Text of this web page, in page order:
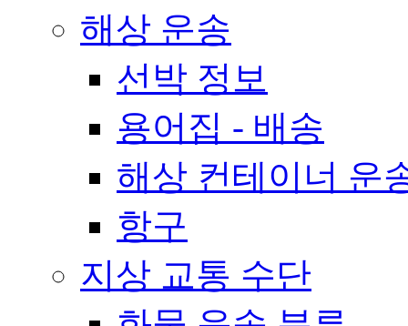
해상 운송
선박 정보
용어집 - 배송
해상 컨테이너 운
항구
지상 교통 수단